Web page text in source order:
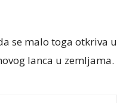
se malo toga otkriva u
lanca u zemljama.